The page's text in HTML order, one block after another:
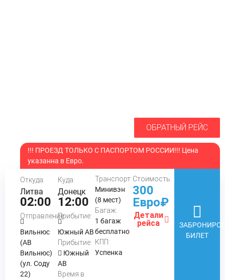
ОБРАТНЫЙ РЕЙС
!!! ПРОЕЗД ТОЛЬКО С ПАСПОРТОМ РОССИИ!!! Цена
указанна в Евро.
Откуда:
Литва
02:00
Отправление:
Вильнюс
(АВ
Вильнюс)
(ул. Соду
22)
Куда:
Донецк
12:00
Прибытие:
Южный АВ
Прибытие:
Южный
АВ
Время в
Транспорт:
Минивэн
(8 мест)
Багаж:
1 багаж
бесплатно
КПП:
Успенка
Стоимость:
300
Евро₽
Детали
рейса
БИЛЕТ